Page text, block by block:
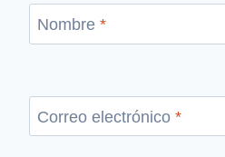
Nombre *
Correo electrónico *